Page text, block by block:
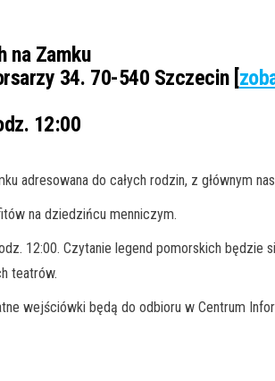
na Zamku
34. 70-540 Szczecin [
12:00
adresowana do całych rodzin, z głównym
na dziedzińcu menniczym.
12:00. Czytanie legend pomorskich będzie
teatrów.
wejściówki będą do odbioru w Centrum